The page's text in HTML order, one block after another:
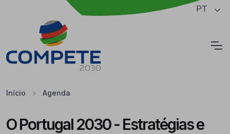
Saltar para o conteúdo principal da página PT
Início Agenda
O Portugal 2030 - Estratégias e